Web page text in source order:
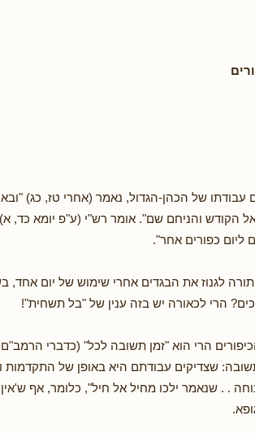
עבודתו של הכהן-הגדול, נאמר (אחרי טז, כג)
הקודש והניחם שם". אומר רש"י (ע"פ יומא כד,
ליום כפורים אחר".
לגנוז את הבגדים אחרי שימוש של יום אחד,
הרי לכאורה יש בזה ענין של "בל תשחית"!
הרי הוא "זמן תשובה לכל" (כדברי
שצדיקים עבודתם היא באופן של התקדמות
. . שנאמר ילכו מחיל אל חיל", כלומר, אף